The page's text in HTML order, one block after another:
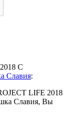
С
Славия:
LIFE 2018
Славия, Вы